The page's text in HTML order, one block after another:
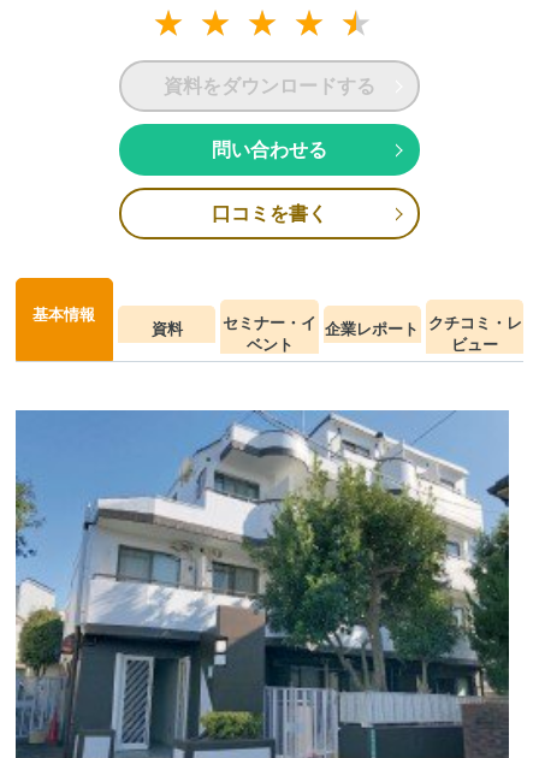
資料をダウンロードする
問い合わせる
口コミを書く
基本情報
資料
セミナー・イ
ベント
企業レポート
クチコミ・レ
ビュー